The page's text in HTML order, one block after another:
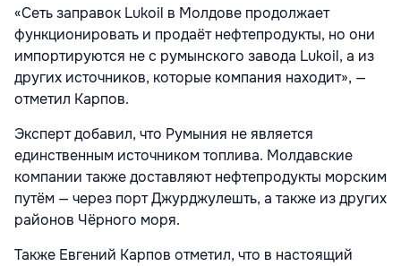
«Сеть заправок Lukoil в Молдове продолжает
функционировать и продаёт нефтепродукты, но они
импортируются не с румынского завода Lukoil, а из
других источников, которые компания находит», —
отметил Карпов.
Эксперт добавил, что Румыния не является
единственным источником топлива. Молдавские
компании также доставляют нефтепродукты морским
путём — через порт Джурджулешть, а также из других
районов Чёрного моря.
Также Евгений Карпов отметил, что в настоящий